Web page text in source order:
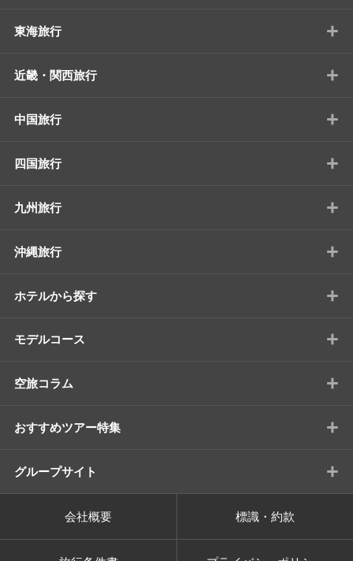
東海旅行 +
近畿・関西旅行 +
中国旅行 +
四国旅行 +
九州旅行 +
沖縄旅行 +
ホテルから探す +
モデルコース +
空旅コラム +
おすすめツアー特集 +
グループサイト +
会社概要 標識・約款